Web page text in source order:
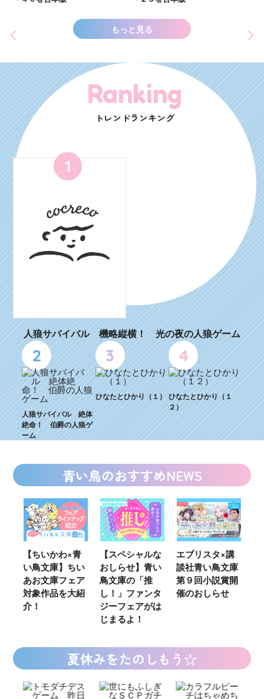
もっと見る
Ranking
トレンドランキング
1
人狼サバイバル 機略縦横！ 光の夜の人狼ゲーム
2
人狼サバイバル 絶体
絶命！ 伯爵の人狼ゲ
ーム
3
ひなたとひかり（１）
4
ひなたとひかり（１
２）
青い鳥のおすすめNEWS
【ちいかわ×青
い鳥文庫】ちい
あお文庫フェア
対象作品を大紹
介！
【スペシャルな
おしらせ】青い
鳥文庫の「推
し！」ファンタ
ジーフェアがは
じまるよ！
エブリスタ×講
談社青い鳥文庫
第９回小説賞開
催のおしらせ
夏休みをたのしもう☆